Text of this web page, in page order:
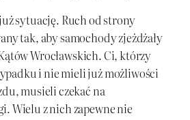
sytuację. Ruch od strony
tak, aby samochody zjeżdżały
Wrocławskich. Ci, którzy
i nie mieli już możliwości
musieli czekać na
Wielu z nich zapewne nie